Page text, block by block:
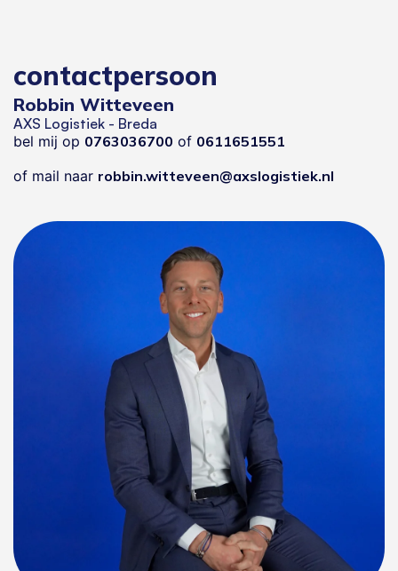
contactpersoon
Robbin Witteveen
AXS Logistiek - Breda
bel mij op 0763036700 of 0611651551
of mail naar robbin.witteveen@axslogistiek.nl